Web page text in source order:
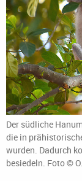
Der südliche
die in
wurden. Dadurch
besiedeln. Foto ©